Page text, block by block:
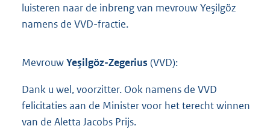
luisteren naar de inbreng van mevrouw Yeşilgöz
namens de VVD-fractie.
MevrouwYeşilgöz-Zegerius (VVD):
Dank u wel, voorzitter. Ook namens de VVD
felicitaties aan de Minister voor het terecht winnen
van de Aletta Jacobs Prijs.